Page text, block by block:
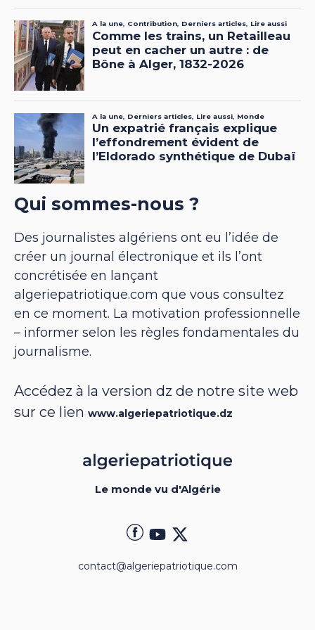
Qui sommes-nous ?
Des journalistes algériens ont eu l’idée de
créer un journal électronique et ils l’ont
concrétisée en lançant
algeriepatriotique.com que vous consultez
en ce moment. La motivation professionnelle
– informer selon les règles fondamentales du
journalisme.
Accédez à la version dz de notre site web
sur ce lien www.algeriepatriotique.dz
Le monde vu d'Algérie
contact@algeriepatriotique.com